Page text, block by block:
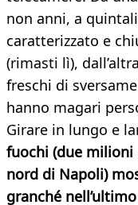
non anni, a
caratterizzato e
(rimasti lì),
freschi di
hanno magari
Girare in lungo e
fuochi (due milioni
nord di Napoli)
granché